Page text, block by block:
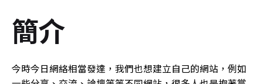
簡介
今時今日網絡相當發達，我們也想建立自己的網站，例如